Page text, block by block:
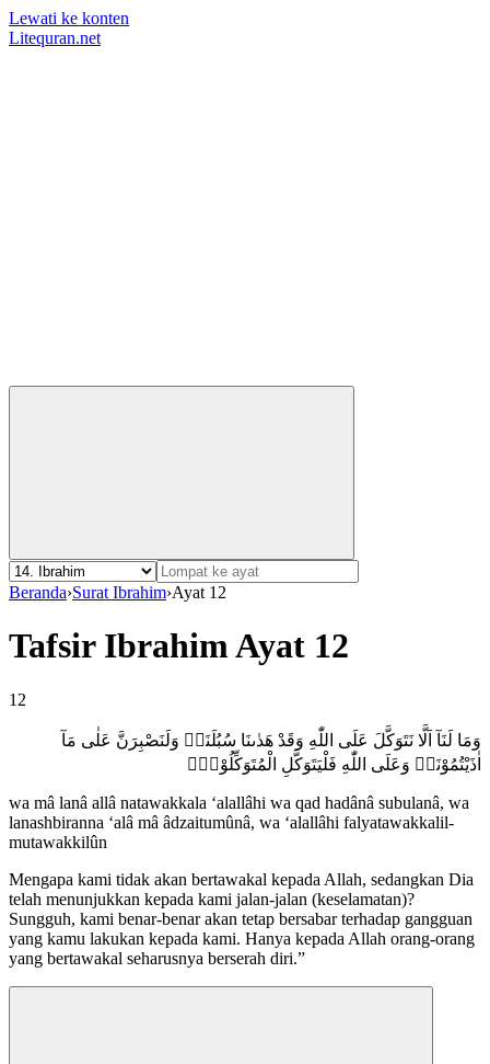
Lewati ke konten
Litequran.net
Beranda›Surat Ibrahim›Ayat 12
Tafsir Ibrahim Ayat 12
12
وَمَا لَنَآ اَلَّا نَتَوَكَّلَ عَلَى اللّٰهِ وَقَدْ هَدٰىنَا سُبُلَنَاۗ وَلَنَصْبِرَنَّ عَلٰى مَآ
اٰذَيْتُمُوْنَاۗ وَعَلَى اللّٰهِ فَلْيَتَوَكَّلِ الْمُتَوَكِّلُوْنَࣖ
wa mâ lanâ allâ natawakkala ‘alallâhi wa qad hadânâ subulanâ, wa
lanashbiranna ‘alâ mâ âdzaitumûnâ, wa ‘alallâhi falyatawakkalil-
mutawakkilûn
Mengapa kami tidak akan bertawakal kepada Allah, sedangkan Dia
telah menunjukkan kepada kami jalan-jalan (keselamatan)?
Sungguh, kami benar-benar akan tetap bersabar terhadap gangguan
yang kamu lakukan kepada kami. Hanya kepada Allah orang-orang
yang bertawakal seharusnya berserah diri.”